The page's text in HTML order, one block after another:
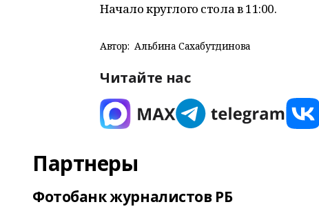
Начало круглого стола в 11:00.
Автор: Альбина Сахабутдинова
Читайте нас
Партнеры
Фотобанк журналистов РБ